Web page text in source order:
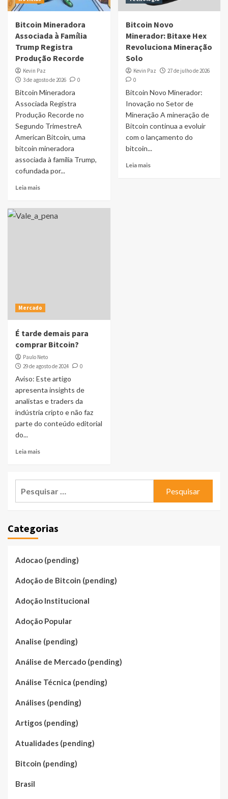
Bitcoin Mineradora
Associada à Família
Trump Registra
Produção Recorde
Kevin Paz
3 de agosto de 2026
0
Bitcoin Mineradora
Associada Registra
Produção Recorde no
Segundo TrimestreA
American Bitcoin, uma
bitcoin mineradora
associada à família Trump,
cofundada por...
Leia mais
Bitcoin Novo
Minerador: Bitaxe Hex
Revoluciona Mineração
Solo
Kevin Paz
27 de julho de 2026
0
Bitcoin Novo Minerador:
Inovação no Setor de
Mineração A mineração de
Bitcoin continua a evoluir
com o lançamento do
bitcoin...
Leia mais
Mercado
É tarde demais para
comprar Bitcoin?
Paulo Neto
29 de agosto de 2024
0
Aviso: Este artigo
apresenta insights de
analistas e traders da
indústria cripto e não faz
parte do conteúdo editorial
do...
Leia mais
Categorias
Adocao (pending)
Adoção de Bitcoin (pending)
Adoção Institucional
Adoção Popular
Analise (pending)
Análise de Mercado (pending)
Análise Técnica (pending)
Análises (pending)
Artigos (pending)
Atualidades (pending)
Bitcoin (pending)
Brasil